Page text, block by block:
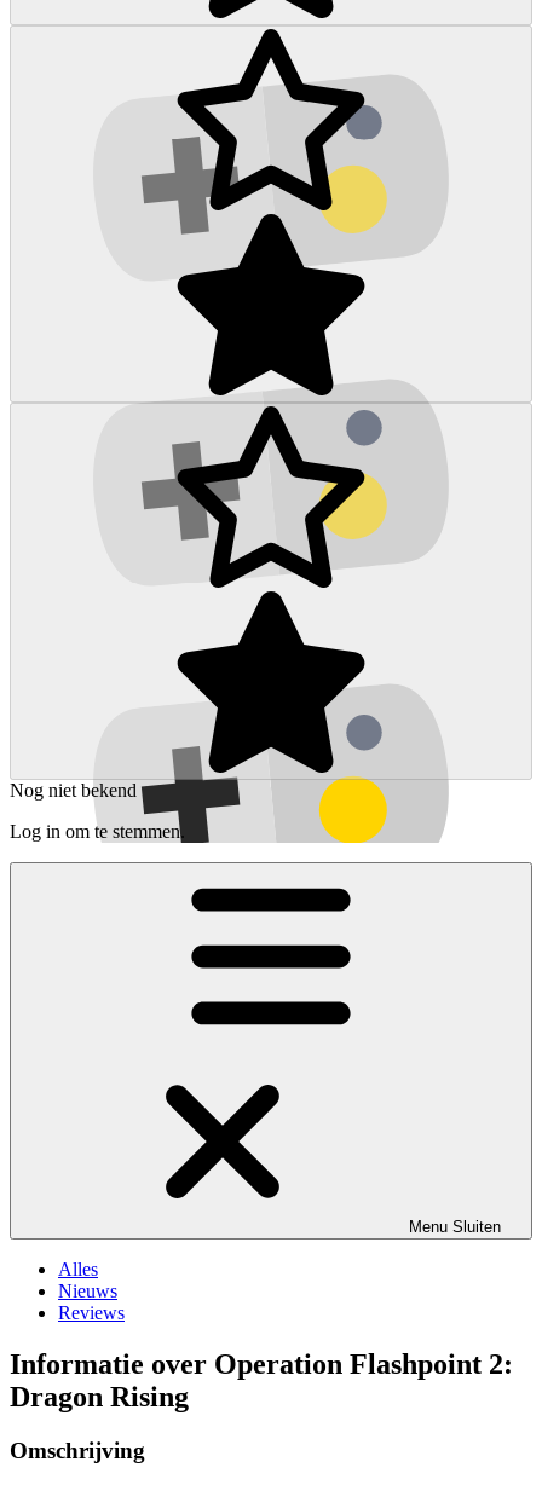
Nog niet bekend
Log in om te stemmen.
Menu Sluiten
Alles
Nieuws
Reviews
Informatie over Operation Flashpoint 2:
Dragon Rising
Omschrijving